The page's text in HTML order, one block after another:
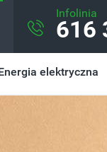
Infolinia
616
elektryczna